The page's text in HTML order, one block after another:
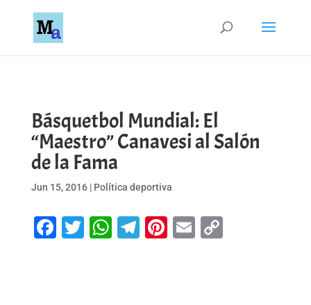
Básquetbol Mundial: El
“Maestro” Canavesi al Salón
de la Fama
Jun 15, 2016| Política deportiva
Facebook
Twitter
WhatsApp
Telegram
Pinterest
EmailCopy